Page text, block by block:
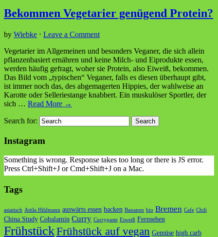
Bekommen Vegetarier genügend Protein?
by Wiebke ⋅ Leave a Comment
Vegetarier im Allgemeinen und besonders Veganer, die sich allein
pflanzenbasiert ernähren und keine Milch- und Eiprodukte essen,
werden häufig gefragt, woher sie Protein, also Eiweiß, bekommen.
Das Bild vom „typischen“ Veganer, falls es diesen überhaupt gibt,
ist immer noch das, des abgemagerten Hippies, der wahlweise an
Karotte oder Selleriestange knabbert. Ein muskulöser Sportler, der
sich … Read More →
Search for:
Instagram
Something is wrong. Response takes too long or there is JS error.
Press Ctrl+Shift+J or Cmd+Shift+J on a Mac.
Tags
asiatisch Attila Hildmann auswärts essen backen Bananen bio Bremen Cafe Chili
China Study Cobalamin Curry Currypaste Eiweiß Fernsehen
FrühstückFrühstück auf vegan Gemüse high carb